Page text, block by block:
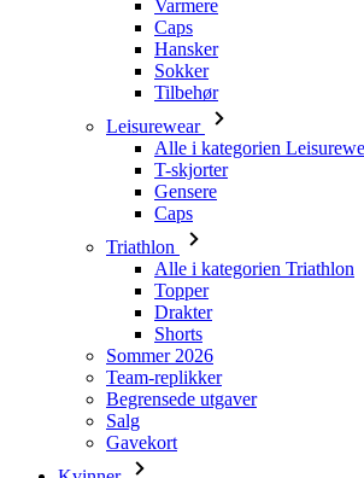
Leisurewear
Alle i kategorien
T-skjorter
Gensere
Triathlon
Alle i kategorien Triathlon
Topper
Drakter
Shorts
Sommer 2026
Team-replikker
Begrensede utgaver
Salg
Gavekort
Kvinner
Alle i kategorien Kvinner
Sykling
Alle i kategorien Sykling